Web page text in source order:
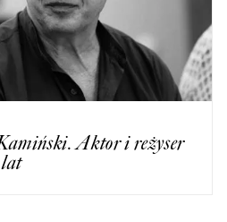
Aktor i reżyser